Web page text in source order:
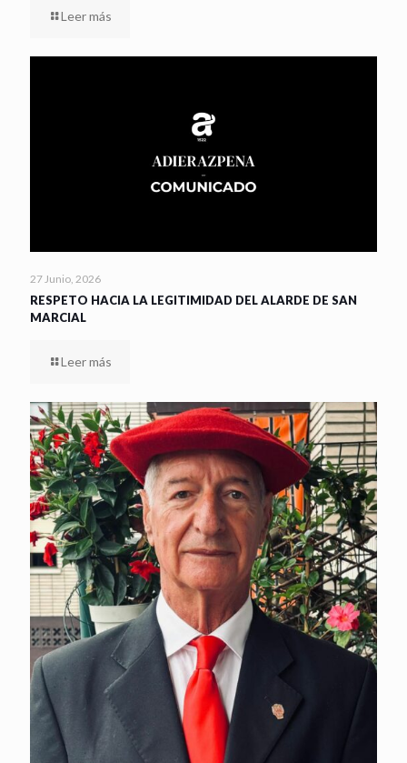
Leer más
27 Junio, 2026
RESPETO HACIA LA LEGITIMIDAD DEL ALARDE DE SAN
MARCIAL
Leer más